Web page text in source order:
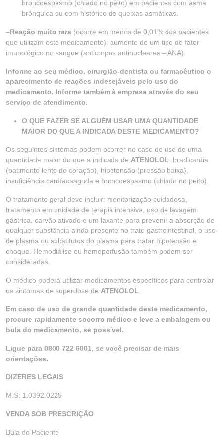
broncoespasmo (chiado no peito) em pacientes com asma
brônquica ou com histórico de queixas asmáticas.
–Reação muito rara (ocorre em menos de 0,01% dos pacientes
que utilizam este medicamento): aumento de um tipo de fator
imunológico no sangue (anticorpos antinucleares – ANA).
Informe ao seu médico, cirurgião-dentista ou farmacêutico o
aparecimento de reações indesejáveis pelo uso do
medicamento. Informe também à empresa através do seu
serviço de atendimento.
O QUE FAZER SE ALGUÉM USAR UMA QUANTIDADE
MAIOR DO QUE A INDICADA DESTE MEDICAMENTO?
Os seguintes sintomas podem ocorrer no caso de uso de uma
quantidade maior do que a indicada de ATENOLOL: bradicardia
(batimento lento do coração), hipotensão (pressão baixa),
insuficiência cardíacaaguda e broncoespasmo (chiado no peito).
O tratamento geral deve incluir: monitorização cuidadosa,
tratamento em unidade de terapia intensiva, uso de lavagem
gástrica, carvão ativado e um laxante para prevenir a absorção de
qualquer substância ainda presente no trato gastrointestinal, o uso
de plasma ou substitutos do plasma para tratar hipotensão e
choque. Hemodiálise ou hemoperfusão também podem ser
consideradas.
O médico poderá utilizar medicamentos específicos para controlar
os sintomas de superdose de ATENOLOL
Em caso de uso de grande quantidade deste medicamento,
procure rapidamente socorro médico e leve a embalagem ou
bula do medicamento, se possível.
Ligue para 0800 722 6001, se você precisar de mais
orientações.
DIZERES LEGAIS
M.S: 1.0392.0225
VENDA SOB PRESCRIÇÃO
Bula do Paciente